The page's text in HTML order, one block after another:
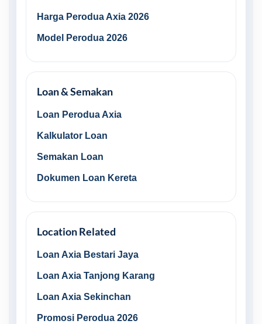
Harga Perodua Axia 2026
Model Perodua 2026
Loan & Semakan
Loan Perodua Axia
Kalkulator Loan
Semakan Loan
Dokumen Loan Kereta
Location Related
Loan Axia Bestari Jaya
Loan Axia Tanjong Karang
Loan Axia Sekinchan
Promosi Perodua 2026